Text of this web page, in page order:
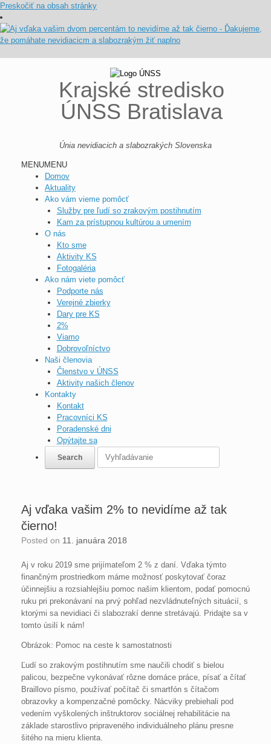
Preskočiť na obsah stránky
Krajské stredisko
ÚNSS Bratislava
Únia nevidiacich a slabozrakých Slovenska
MENUMENU
Domov
Aktuality
Ako vám vieme pomôcť
Služby pre ľudí so zrakovým postihnutím
Kam za prístupnou kultúrou a umením
O nás
Kto sme
Aktivity KS
Fotogaléria
Ako nám viete pomôcť
Podporte nás
Verejné zbierky
Dary pre KS
2%
Viamo
Dobrovoľníctvo
Naši členovia
Členstvo v ÚNSS
Aktivity našich členov
Kontakty
Kontakt
Pracovníci KS
Poradenské dni
Opýtajte sa
Aj vďaka vašim 2% to nevidíme až tak
čierno!
Posted on 11. januára 2018
Aj v roku 2019 sme prijímateľom 2 % z daní. Vďaka týmto
finančným prostriedkom máme možnosť poskytovať čoraz
účinnejšiu a rozsiahlejšiu pomoc našim klientom, podať pomocnú
ruku pri prekonávaní na prvý pohľad nezvládnuteľných situácií, s
ktorými sa nevidiaci či slabozrakí denne stretávajú. Pridajte sa v
tomto úsilí k nám!
Obrázok: Pomoc na ceste k samostatnosti
Ľudí so zrakovým postihnutím sme naučili chodiť s bielou
palicou, bezpečne vykonávať rôzne domáce práce, písať a čítať
Braillovo písmo, používať počítač či smartfón s čítačom
obrazovky a kompenzačné pomôcky. Nácviky prebiehali pod
vedením vyškolených inštruktorov sociálnej rehabilitácie na
základe starostlivo pripraveného individuálneho plánu presne
šitého na mieru klienta.